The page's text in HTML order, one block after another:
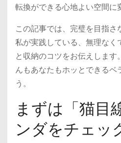
転換ができる心地よい空間に
この記事では、完璧を目指
私が実践している、無理なく
と収納のコツをお伝えしま
んもあなたもホッとできるベ
う。
まずは「猫目
ンダをチェッ